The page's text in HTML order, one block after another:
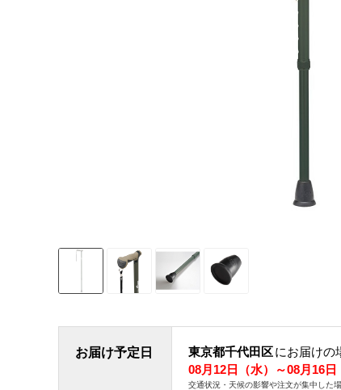
お届け予定日 東京都千代田区にお届けの
08月12日（水）～08月16日
交通状況・天候の影響や注文が集中した